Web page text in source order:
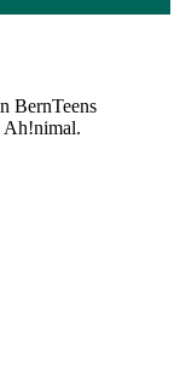
BernTeens
Ah!nimal.